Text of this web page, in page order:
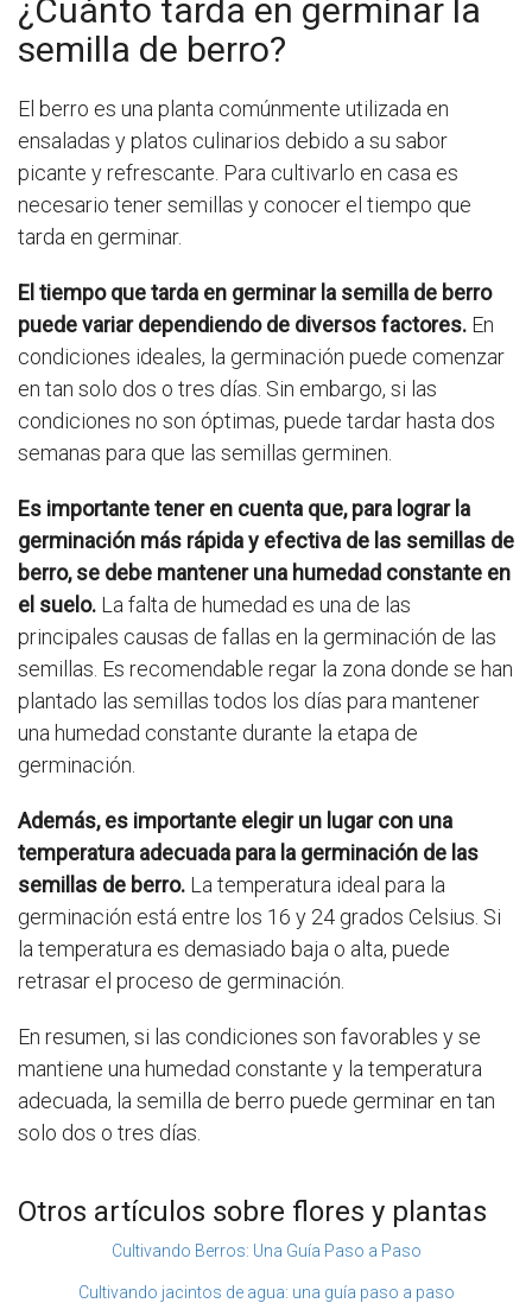
¿Cuánto tarda en germinar la
semilla de berro?
El berro es una planta comúnmente utilizada en
ensaladas y platos culinarios debido a su sabor
picante y refrescante. Para cultivarlo en casa es
necesario tener semillas y conocer el tiempo que
tarda en germinar.
El tiempo que tarda en germinar la semilla de berro
puede variar dependiendo de diversos factores. En
condiciones ideales, la germinación puede comenzar
en tan solo dos o tres días. Sin embargo, si las
condiciones no son óptimas, puede tardar hasta dos
semanas para que las semillas germinen.
Es importante tener en cuenta que, para lograr la
germinación más rápida y efectiva de las semillas de
berro, se debe mantener una humedad constante en
el suelo. La falta de humedad es una de las
principales causas de fallas en la germinación de las
semillas. Es recomendable regar la zona donde se han
plantado las semillas todos los días para mantener
una humedad constante durante la etapa de
germinación.
Además, es importante elegir un lugar con una
temperatura adecuada para la germinación de las
semillas de berro. La temperatura ideal para la
germinación está entre los 16 y 24 grados Celsius. Si
la temperatura es demasiado baja o alta, puede
retrasar el proceso de germinación.
En resumen, si las condiciones son favorables y se
mantiene una humedad constante y la temperatura
adecuada, la semilla de berro puede germinar en tan
solo dos o tres días.
Otros artículos sobre flores y plantas
Cultivando Berros: Una Guía Paso a Paso
Cultivando jacintos de agua: una guía paso a paso